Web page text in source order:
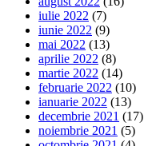
iulie 2022 (7)
iunie 2022 (9)
mai 2022 (13)
aprilie 2022 (8)
martie 2022 (14)
februarie 2022 (10)
ianuarie 2022 (13)
decembrie 2021 (17)
noiembrie 2021 (5)